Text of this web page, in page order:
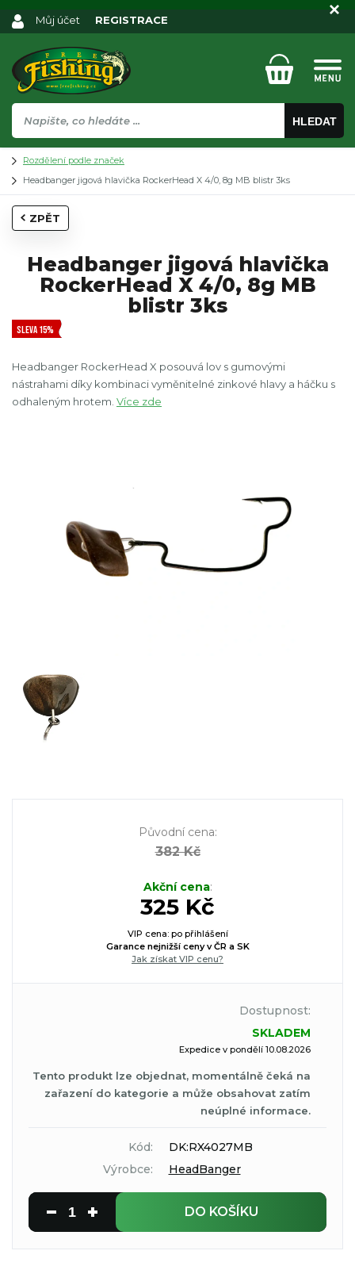
HLEDAT
Můj účet REGISTRACE
Rozdělení podle značek
Headbanger jigová hlavička RockerHead X 4/0, 8g MB blistr 3ks
ZPĚT
Headbanger jigová hlavička
RockerHead X 4/0, 8g MB
blistr 3ks
SLEVA 15%
Headbanger RockerHead X posouvá lov s gumovými
nástrahami díky kombinaci vyměnitelné zinkové hlavy a háčku s
odhaleným hrotem. Více zde
Původní cena:
382 Kč
Akční cena:
325 Kč
VIP cena: po přihlášení
Garance nejnižší ceny v ČR a SK
Jak získat VIP cenu?
Dostupnost:
SKLADEM
Expedice v pondělí 10.08.2026
Tento produkt lze objednat, momentálně čeká na
zařazení do kategorie a může obsahovat zatím
neúplné informace.
Kód:
DK:RX4027MB
Výrobce:
HeadBanger
DO KOŠÍKU